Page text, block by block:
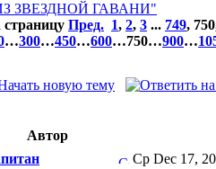
ЗВЕЗДНОЙ ГАВАНИ"
Пред. 1, 2, 3 ... 749, 750
…300…450…600…750…900…
Автор
Ср Dec 17,